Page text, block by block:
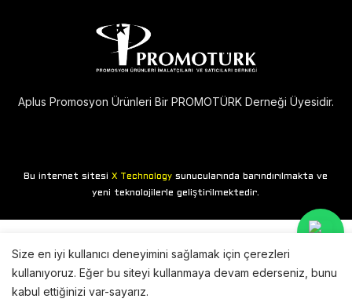
Aplus Promosyon Ürünleri Bir PROMOTÜRK Derneği Üyesidir.
Bu internet sitesiX Technology sunucularında barındırılmakta ve
yeni teknolojilerle geliştirilmektedir.
Size en iyi kullanıcı deneyimini sağlamak için çerezleri
kullanıyoruz. Eğer bu siteyi kullanmaya devam ederseniz, bunu
kabul ettiğinizi var-sayarız.